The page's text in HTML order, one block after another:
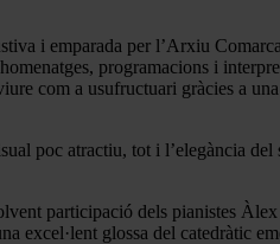
i emparada per l’Arxiu
programacions i
com a usufructuari gràcies a
poc atractiu, tot i l’elegància
participació dels pianistes
excel·lent glossa del catedràtic